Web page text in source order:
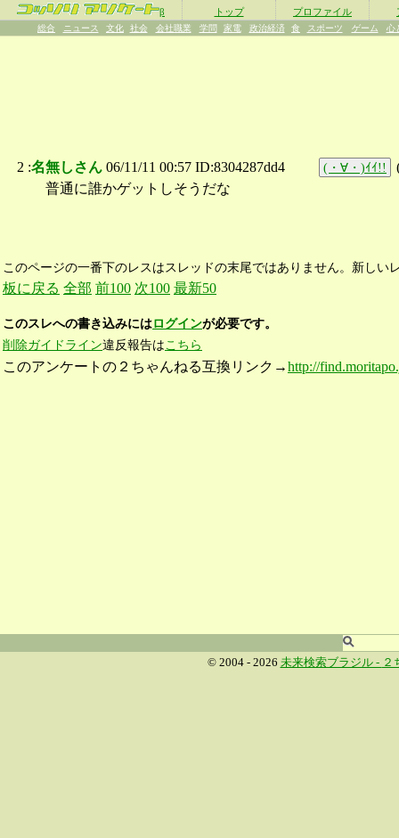
β トップ プロファイル
総合 ニュース 文化 社会 会社職業 学問 家電 政治経済 食 スポーツ ゲーム 心
2 :名無しさん 06/11/11 00:57 ID:8304287dd4 (・∀・)ｲｲ!!
普通に誰かゲットしそうだな
このページの一番下のレスはスレッドの末尾ではありません。新し
板に戻る 全部 前100 次100 最新50
このスレへの書き込みにはログインが必要です。
削除ガイドライン違反報告はこちら
このアンケートの２ちゃんねる互換リンク→http://
© 2004 - 2026 未来検索ブラジル - ２